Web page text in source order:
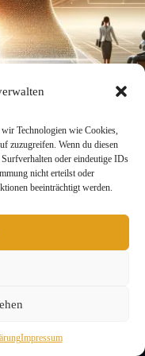
Technologien wie Cookies,
zuzugreifen. Wenn du diesen
oder eindeutige IDs
nicht erteilst oder
beeinträchtigt werden.
Impressum
und Grundprinzipien.
ethischer KI-
die Grundprinzipien,